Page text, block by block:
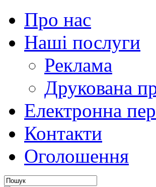
Про нас
Наші послуги
Реклама
Друкована
Електронна
Контакти
Оголошення